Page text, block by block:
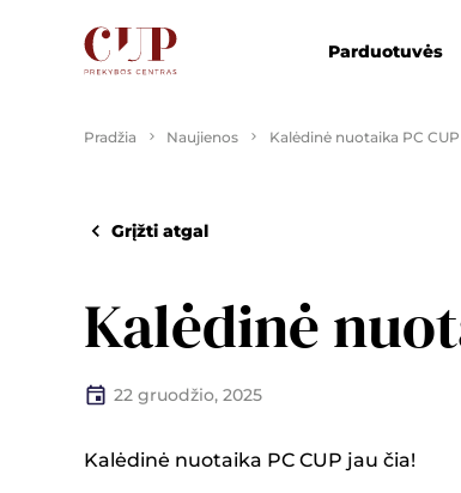
Parduotuvės
Pradžia Naujienos Kalėdinė nuotaika PC CUP
Grįžti atgal
Kalėdinė
22 gruodžio, 2025
Kalėdinė nuotaika PC CUP jau čia!